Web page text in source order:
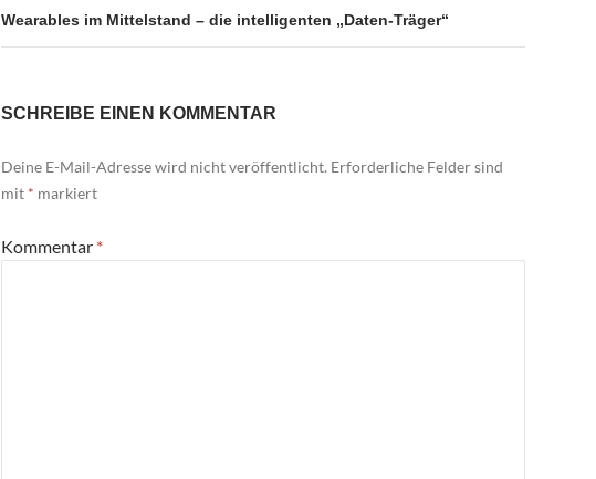
Wearables im Mittelstand – die intelligenten „Daten-Träger“
SCHREIBE EINEN KOMMENTAR
Deine E-Mail-Adresse wird nicht veröffentlicht. Erforderliche Felder sind
mit * markiert
Kommentar *